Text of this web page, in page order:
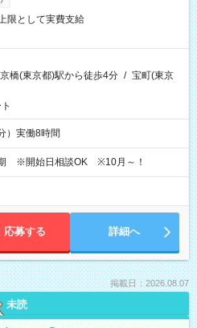
限として実費支給
京橋(東京都)駅から徒歩4分 / 宝町(東京
）実働8時間
※開始日相談OK ※10月～！
応募する 詳細へ
掲載日：2026.08.07
未読